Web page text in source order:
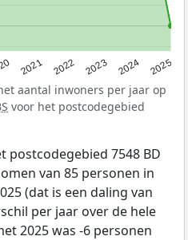
2021 2022 2023 2024 2025
aantal inwoners per jaar op
voor het postcodegebied
postcodegebied 7548 BD
van 85 personen in
(dat is een daling van
per jaar over de hele
2025 was -6 personen